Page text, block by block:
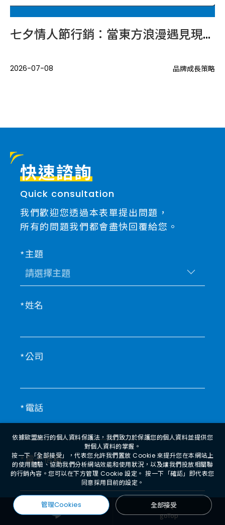
夏季黃金戰局：如何靠「微場景行銷」滲透消費者的日常？
2026-06-22 品牌成長策略
快速諮詢
Quick consultation
我們歡迎您透過本表單提出問題，
所有的問題我們都會盡快回覆給您。
主題
姓名
公司
電話
電子信箱
備註 goTop
依據歐盟施行的個人資料保護法，我們致力於保護您的個人資料並提供您
對個人資料的掌握。
按一下「全部接受」，代表您允許我們置放 Cookie 來提升您在本網站上
的使用體驗、協助我們分析網站效能和使用狀況，以及讓我們投放相關聯
的行銷內容。您可以在下方管理 Cookie 設定。 按一下「確認」即代表您
同意採用目前的設定。
管理Cookies 全部接受